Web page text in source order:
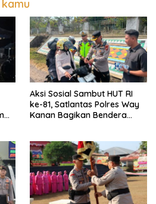
Aksi Sosial Sambut HUT RI
ke-81, Satlantas Polres Way
Kanan Bagikan Bendera